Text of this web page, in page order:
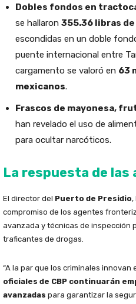
Dobles fondos en
se hallaron 355.36 libras
escondidas en un doble
puente internacional entre
cargamento se valoró en 63
mexicanos.
Frascos de mayonesa,
han revelado el uso de
para ocultar narcóticos.
La respuesta de las
El director del Puerto de Presidio,
compromiso de los agentes
avanzada y técnicas de inspección
traficantes de drogas.
“A la par que los criminales
oficiales de CBP continuarán
avanzadas para garantizar la